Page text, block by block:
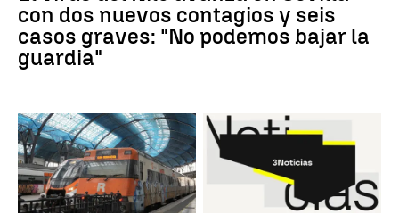
con dos nuevos contagios y seis
casos graves: "No podemos bajar la
guardia"